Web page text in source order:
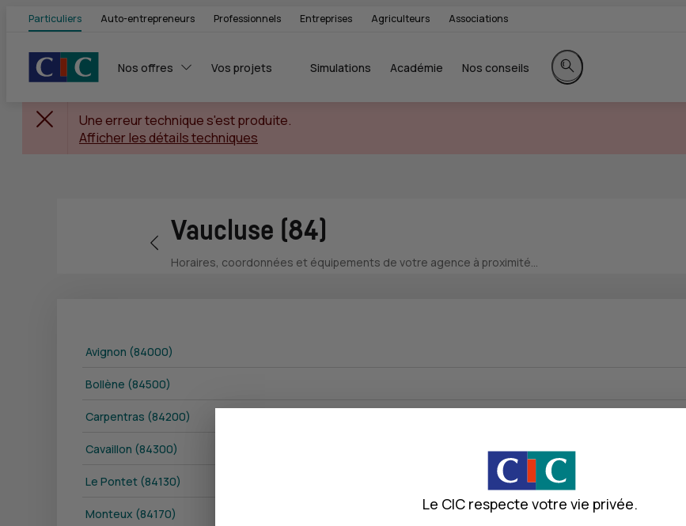
Particuliers Auto-entrepreneurs Professionnels Entreprises Agriculteurs Associations
Nos offres Vos projets Simulations Académie Nos conseils
Rechercher sur le site
Une erreur technique s'est produite.
Afficher les détails techniques
Retour vers la page précédente
Vaucluse (84)
Horaires, coordonnées et équipements de votre agence à proximité...
Avignon (84000)
Bollène (84500)
Carpentras (84200)
Cavaillon (84300)
Le Pontet (84130)
Monteux (84170)
Le CIC respecte votre vie privée.